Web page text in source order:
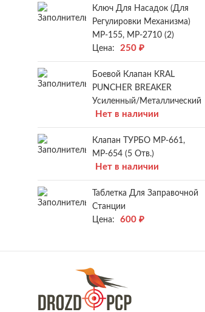
Ключ Для Насадок (для
Регулировки Механизма)
МР-155, МР-2710 (2)
Цена:
250 ₽
Боевой Клапан KRAL
PUNCHER BREAKER
Усиленный/металлический
Нет в наличии
Клапан ТУРБО МР-661,
МР-654 (5 Отв.)
Нет в наличии
Таблетка Для Заправочной
Станции
Цена:
600 ₽